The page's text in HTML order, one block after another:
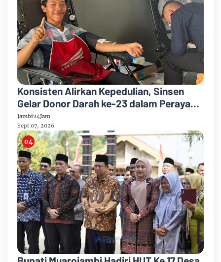
Konsisten Alirkan Kepedulian, Sinsen
Gelar Donor Darah ke-23 dalam Perayaan
Anniversary Sinsen
Jambi24Jam
Sept 07, 2026